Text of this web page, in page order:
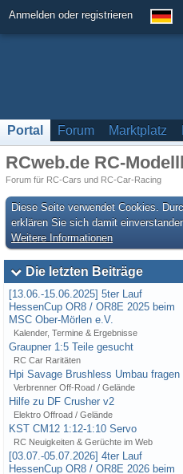
Anmelden oder registrieren
Portal Forum Marktplatz
RCweb.de RC-
Forum für RC-Cars und RC-Car-Racing
Diese Seite verwendet Cookies.
erklären Sie sich damit
Weitere Informationen
Die letzten Beiträge
[13.06.-15.06.2025] 5ter Lauf
HessenCup OR8 / OR8E 2025 beim
MSC Ober-Mörlen e.V.
Kalender, Termine & Ergebnisse
Graupner 1:5 Teile gesucht
RC Car Raritäten
Hpi Savage Brushless Umbau fragen
Verbrenner Off-Road / Gelände
Hilfe zu DF Crusher v2
Elektro Offroad / Gelände
KST CM12 1:12-1:10 Servo
RC Neuigkeiten & Gerüchte im Web
[03.07.-05.07.2026] 4ter Lauf
HessenCup OR8 / OR8E 2026 beim